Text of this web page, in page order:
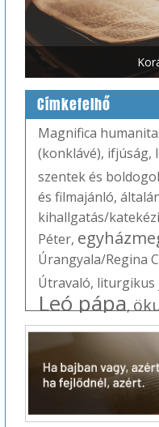
Címkefelhő
Magnifica
(konklávé), ifjúság,
szentek és
és filmajánló,
kihallgatás/
Péter,
Úrangyala/Regina
Útravaló, liturgikus
Leó pápa,